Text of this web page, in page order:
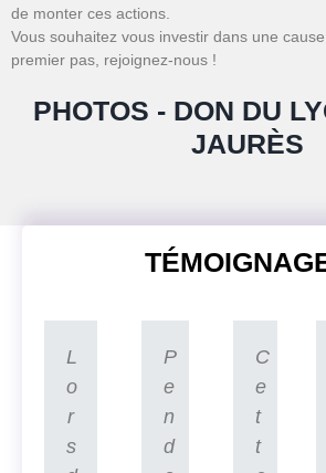
de monter ces actions.
Vous souhaitez vous investir dans une
premier pas, rejoignez-nous !
PHOTOS - DON DU
JAURÈS
L
o
r
s
P
e
n
d
C
e
t
t